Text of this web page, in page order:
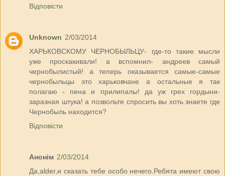
Відповісти
Unknown 2/03/2014
ХАРЬКОВСКОМУ ЧЕРНОБЫЛЬЦУ- где-то такие мысли
уже проскакивали! а вспомнил- андреев самый
чернобылистый! а теперь оказывается самые-самые
чернобыльцы это харьковчане а остальные я так
полагаю - пена и прилипалы! да уж грех гордыни-
заразная штука! а позвольте спросить вы хоть знаете где
Чернобыль находится?
Відповісти
Анонім 2/03/2014
Да,alder,и сказать тебе особо нечего.Ребята имеют свою